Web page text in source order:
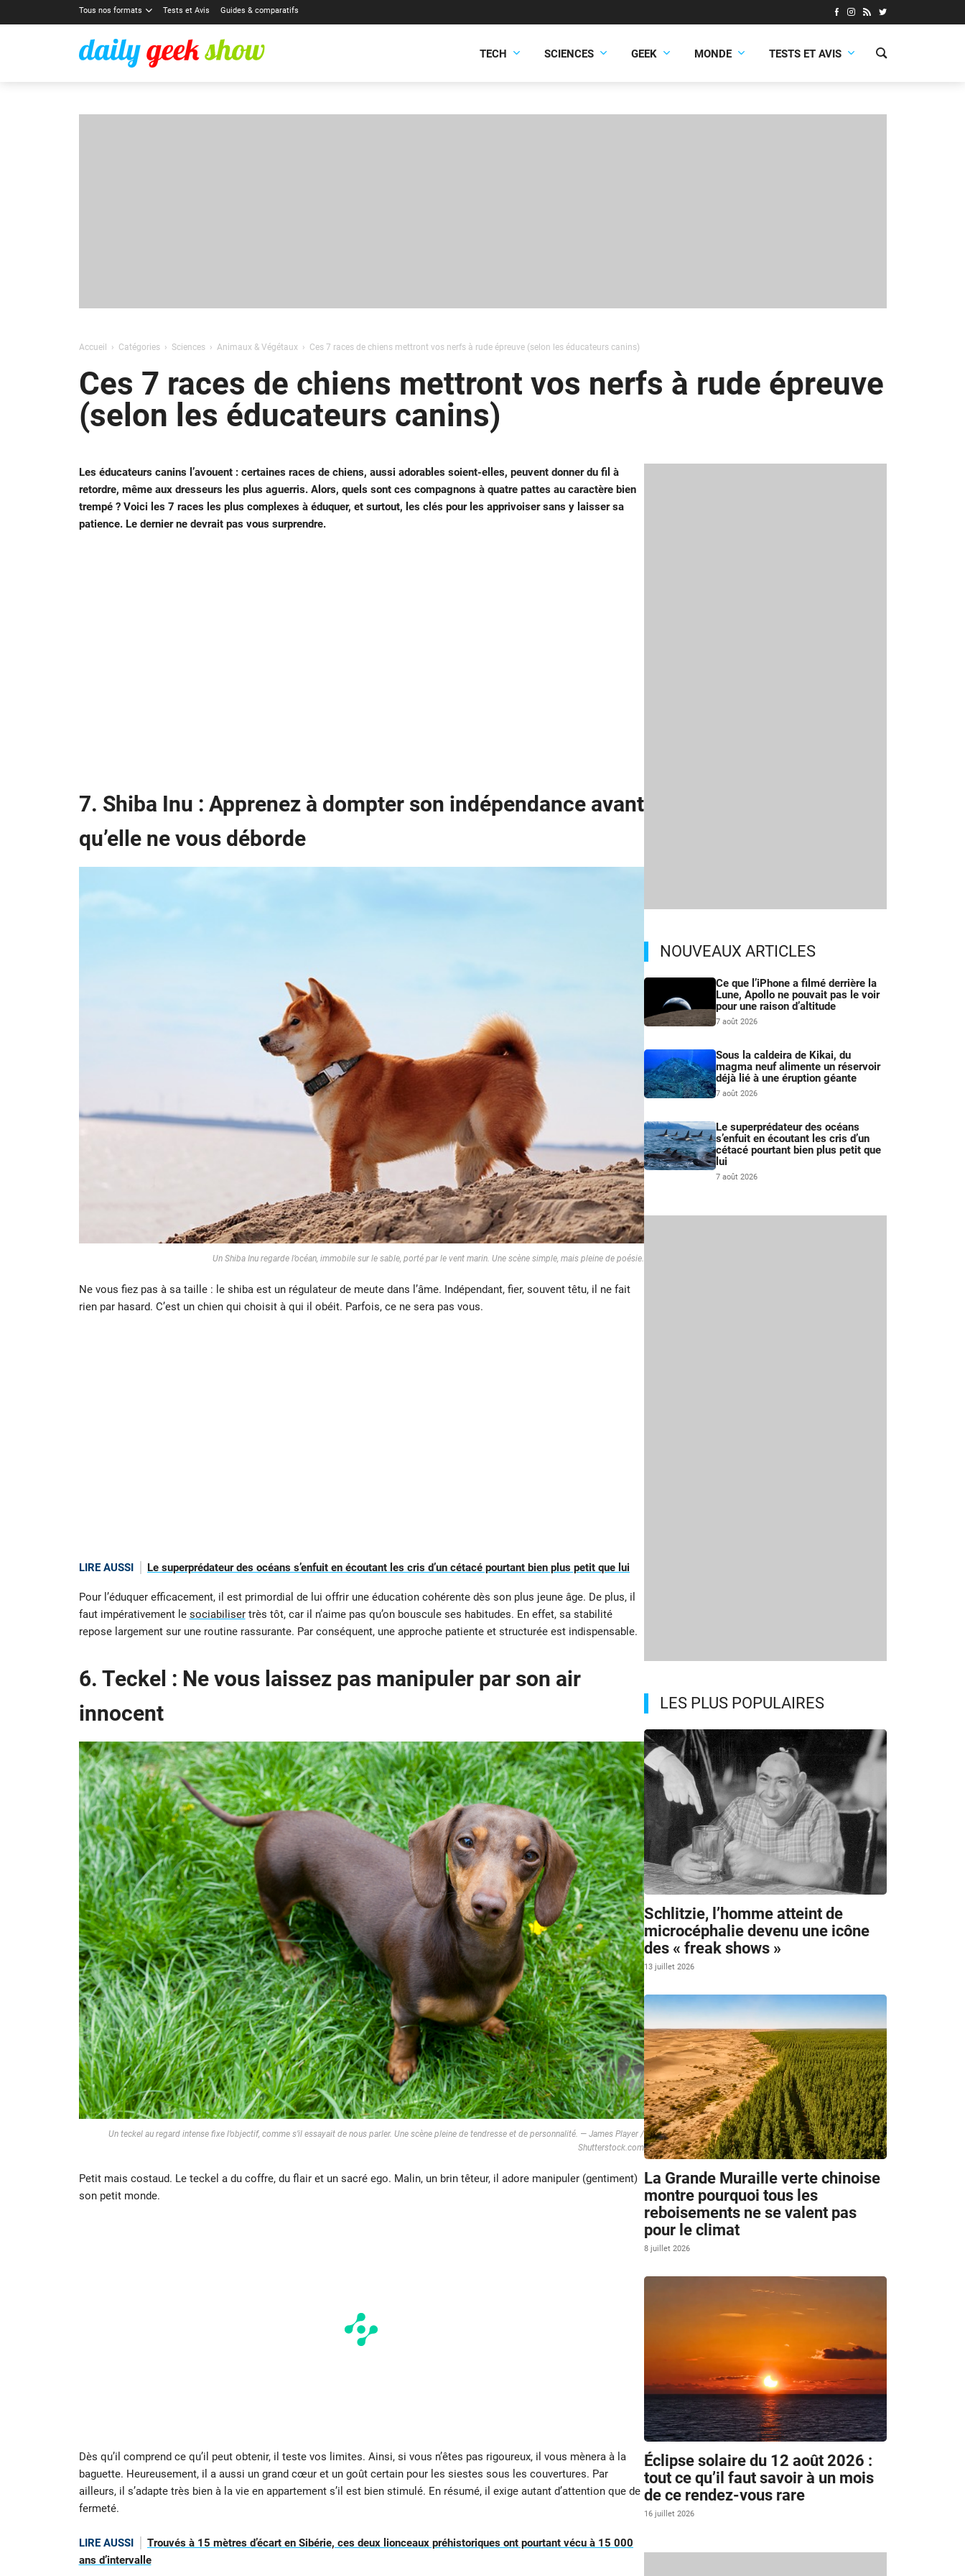
Tous nos formats Tests et Avis Guides & comparatifs
TECH SCIENCES GEEK MONDE TESTS ET AVIS
Accueil Catégories Sciences Animaux & Végétaux Ces 7 races de chiens mettront vos nerfs à rude épreuve (selon les éducateurs canins)
Ces 7 races de chiens mettront vos nerfs à rude épreuve
(selon les éducateurs canins)
Les éducateurs canins l’avouent : certaines races de chiens, aussi adorables soient-elles, peuvent donner du fil à
retordre, même aux dresseurs les plus aguerris. Alors, quels sont ces compagnons à quatre pattes au caractère bien
trempé ? Voici les 7 races les plus complexes à éduquer, et surtout, les clés pour les apprivoiser sans y laisser sa
patience. Le dernier ne devrait pas vous surprendre.
7. Shiba Inu : Apprenez à dompter son indépendance avant
qu’elle ne vous déborde
Un Shiba Inu regarde l’océan, immobile sur le sable, porté par le vent marin. Une scène simple, mais pleine de poésie.
Ne vous fiez pas à sa taille : le shiba est un régulateur de meute dans l’âme. Indépendant, fier, souvent têtu, il ne fait
rien par hasard. C’est un chien qui choisit à qui il obéit. Parfois, ce ne sera pas vous.
LIRE AUSSI Le superprédateur des océans s’enfuit en écoutant les cris d’un cétacé pourtant bien plus petit que lui
Pour l’éduquer efficacement, il est primordial de lui offrir une éducation cohérente dès son plus jeune âge. De plus, il
faut impérativement le sociabilisertrès tôt, car il n’aime pas qu’on bouscule ses habitudes. En effet, sa stabilité
repose largement sur une routine rassurante. Par conséquent, une approche patiente et structurée est indispensable.
6. Teckel : Ne vous laissez pas manipuler par son air
innocent
Un teckel au regard intense fixe l’objectif, comme s’il essayait de nous parler. Une scène pleine de tendresse et de personnalité. — James Player /
Shutterstock.com
Petit mais costaud. Le teckel a du coffre, du flair et un sacré ego. Malin, un brin têteur, il adore manipuler (gentiment)
son petit monde.
Dès qu’il comprend ce qu’il peut obtenir, il teste vos limites. Ainsi, si vous n’êtes pas rigoureux, il vous mènera à la
baguette. Heureusement, il a aussi un grand cœur et un goût certain pour les siestes sous les couvertures. Par
ailleurs, il s’adapte très bien à la vie en appartement s’il est bien stimulé. En résumé, il exige autant d’attention que de
fermeté.
LIRE AUSSI
Trouvés à 15 mètres d’écart en Sibérie, ces deux lionceaux préhistoriques ont pourtant vécu à 15 000
ans d’intervalle
NOUVEAUX ARTICLES
Ce que l’iPhone a filmé derrière la
Lune, Apollo ne pouvait pas le voir
pour une raison d’altitude
7 août 2026
Sous la caldeira de Kikai, du
magma neuf alimente un réservoir
déjà lié à une éruption géante
7 août 2026
Le superprédateur des océans
s’enfuit en écoutant les cris d’un
cétacé pourtant bien plus petit que
lui
7 août 2026
LES PLUS POPULAIRES
Schlitzie, l’homme atteint de
microcéphalie devenu une icône
des « freak shows »
13 juillet 2026
La Grande Muraille verte chinoise
montre pourquoi tous les
reboisements ne se valent pas
pour le climat
8 juillet 2026
Éclipse solaire du 12 août 2026 :
tout ce qu’il faut savoir à un mois
de ce rendez-vous rare
16 juillet 2026